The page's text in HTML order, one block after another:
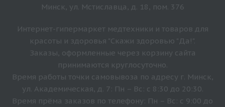
Минск, ул. Мстиславца, д. 18, пом. 376
Интернет-гипермаркет медтехники и товаров для
красоты и здоровья "Скажи здоровью "Да!".
Заказы, оформленные через корзину сайта
принимаются круглосуточно.
Время работы точки самовывоза по адресу г. Минск,
ул. Академическая, д. 7: Пн – Вс: с 8:30 до 20:30.
Время прёма заказов по телефону: Пн – Вс: с 9:00 до